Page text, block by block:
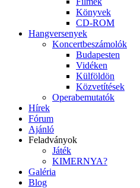
Könyvek
CD-ROM
Hangversenyek
Koncertbeszámolók
Budapesten
Vidéken
Külföldön
Közvetítések
Operabemutatók
Hírek
Fórum
Ajánló
Feladványok
Játék
KIMERNYA?
Galéria
Blog